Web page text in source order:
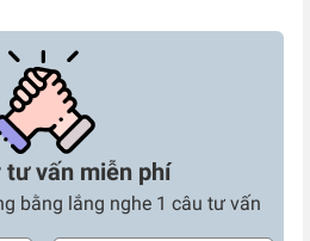
vấn miễn phí
bằng lắng nghe 1 câu tư vấn